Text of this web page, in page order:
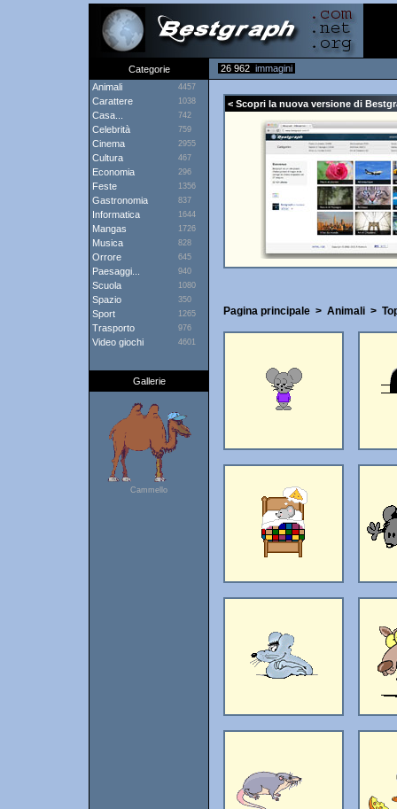
Categorie 26 962 immagini
Animali
4457
Carattere 1038
Casa... 742
Celebrità 759
Cinema 2955
Cultura 467
Economia 296
Feste 1356
Gastronomia 837
Informatica 1644
Mangas 1726
Musica 828
Orrore 645
Paesaggi... 940
Scuola 1080
Spazio 350
Sport 1265
Trasporto 976
Video giochi 4601
Gallerie
Cammello
< Scopri la nuova versione di
Pagina principale > Animali >